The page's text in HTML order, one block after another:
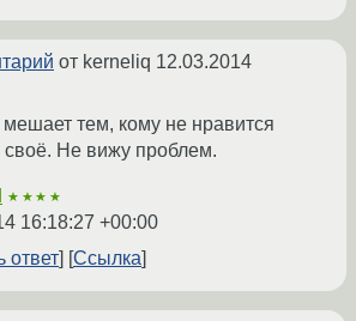
от kerneliq 12.03.2014
мешает тем, кому не нравится
своё. Не вижу проблем.
★★★★
16:18:27 +00:00
ответ
Ссылка